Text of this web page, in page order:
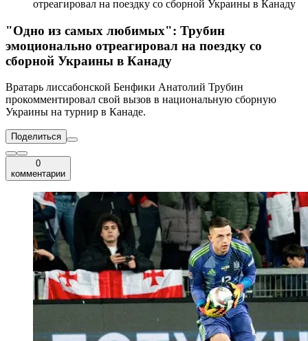
отреагировал на поездку со сборной Украины в Канаду
"Одно из самых любимых": Трубин
эмоционально отреагировал на поездку со
сборной Украины в Канаду
Вратарь лиссабонской Бенфики Анатолий Трубин
прокомментировал свой вызов в национальную сборную
Украины на турнир в Канаде.
Поделиться
0
комментарии